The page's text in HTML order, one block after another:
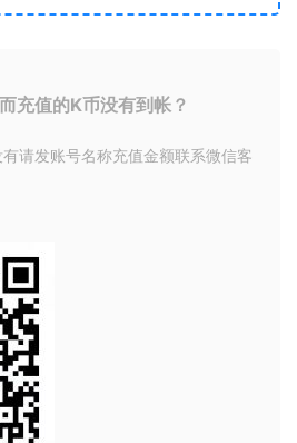
充值的K币没有到帐？
请发账号名称充值金额联系微信客